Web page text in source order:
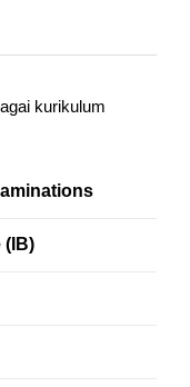
kurikulum
(IB)